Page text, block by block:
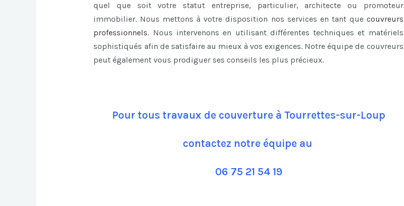
quel que soit votre statut entreprise, particulier, architecte ou promoteur
immobilier. Nous mettons à votre disposition nos services en tant quecouvreurs
professionnels. Nous intervenons en utilisant différentes techniques et matériels
sophistiqués afin de satisfaire au mieux à vos exigences. Notre équipe de couvreurs
peut également vous prodiguer ses conseils les plus précieux.
Pour tous travaux de couverture à Tourrettes-sur-Loup
contactez notre équipe au
06 75 21 54 19